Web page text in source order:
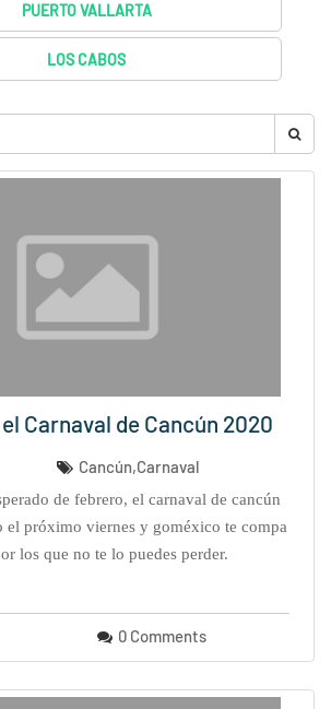
PUERTO VALLARTA
LOS CABOS
Carnaval de Cancún 2020
Cancún,Carnaval
el próximo viernes y goméxico te compa
los que no te lo puedes perder.
0 Comments